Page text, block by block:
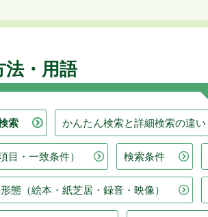
法・用語
索 かんたん検索と詳細検索の違い
目・一致条件） 検索条件
態（絵本・紙芝居・録音・映像）